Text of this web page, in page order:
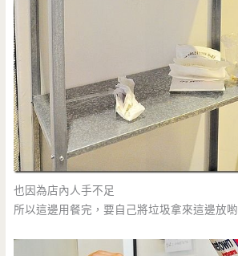
也因為店內人手不足
所以這邊用餐完，要自己將垃圾拿來這邊放喲